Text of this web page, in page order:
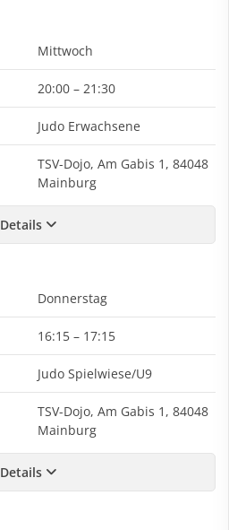
Mittwoch
20:00 – 21:30
Judo Erwachsene
TSV-Dojo, Am Gabis 1, 84048
Mainburg
Details
Donnerstag
16:15 – 17:15
Judo Spielwiese/U9
TSV-Dojo, Am Gabis 1, 84048
Mainburg
Details